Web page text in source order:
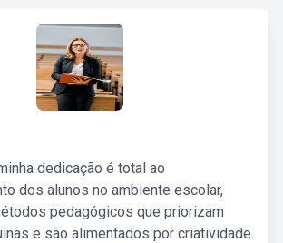
dedicação é total ao
dos alunos no ambiente escolar,
pedagógicos que priorizam
e são alimentados por criatividade